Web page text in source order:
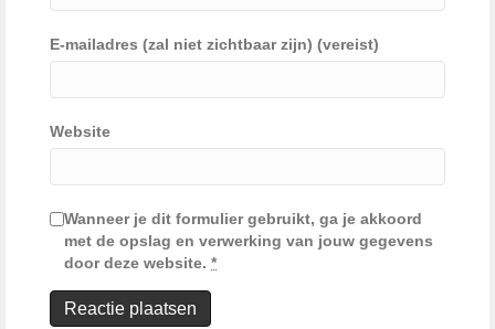
E-mailadres (zal niet zichtbaar zijn) (vereist)
Website
Wanneer je dit formulier gebruikt, ga je akkoord
met de opslag en verwerking van jouw gegevens
door deze website. *